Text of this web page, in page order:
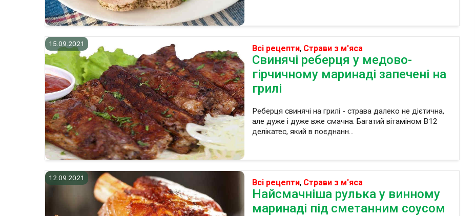
15.09.2021 Всі рецепти, Страви з м'яса
Свинячі реберця у медово-
гірчичному маринаді запечені на
грилі
Реберця свинячі на грилі - страва далеко не дієтична,
але дуже і дуже вже смачна. Багатий вітаміном В12
делікатес, який в поєднанн...
12.09.2021 Всі рецепти, Страви з м'яса
Найсмачніша рулька у винному
маринаді під сметанним соусом